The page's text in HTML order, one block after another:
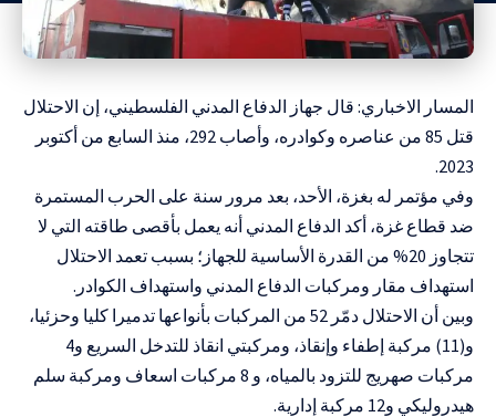
المسار الاخباري: قال جهاز الدفاع المدني الفلسطيني، إن الاحتلال
قتل 85 من عناصره وكوادره، وأصاب 292، منذ السابع من أكتوبر
2023.
وفي مؤتمر له بغزة، الأحد، بعد مرور سنة على الحرب المستمرة
ضد قطاع غزة، أكد الدفاع المدني أنه يعمل بأقصى طاقته التي لا
تتجاوز 20% من القدرة الأساسية للجهاز؛ بسبب تعمد الاحتلال
استهداف مقار ومركبات الدفاع المدني واستهداف الكوادر.
وبين أن الاحتلال دمّر 52 من المركبات بأنواعها تدميرا كليا وحزئيا،
و(11) مركبة إطفاء وإنقاذ، ومركبتي انقاذ للتدخل السريع و4
مركبات صهريج للتزود بالمياه، و 8 مركبات اسعاف ومركبة سلم
هيدروليكي و12 مركبة إدارية.